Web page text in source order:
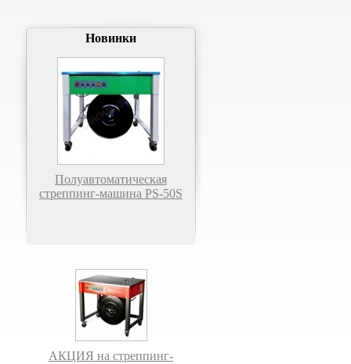
Новинки
Полуавтоматическая
стреппинг-машина PS-50S
АКЦИЯ на стреппинг-